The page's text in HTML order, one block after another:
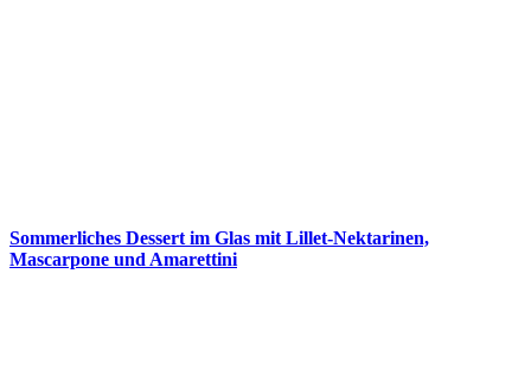
Sommerliches Dessert im Glas mit Lillet-Nektarinen,
Mascarpone und Amarettini